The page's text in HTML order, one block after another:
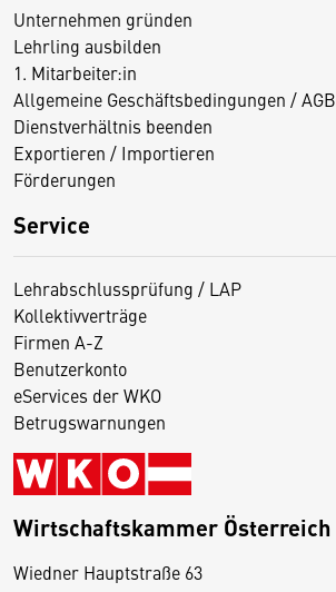
Unternehmen gründen
Lehrling ausbilden
1. Mitarbeiter:in
Allgemeine Geschäftsbedingungen / AGB
Dienstverhältnis beenden
Exportieren / Importieren
Förderungen
Service
Lehrabschlussprüfung / LAP
Kollektivverträge
Firmen A-Z
Benutzerkonto
eServices der WKO
Betrugswarnungen
Wirtschaftskammer Österreich
Wiedner Hauptstraße 63
D